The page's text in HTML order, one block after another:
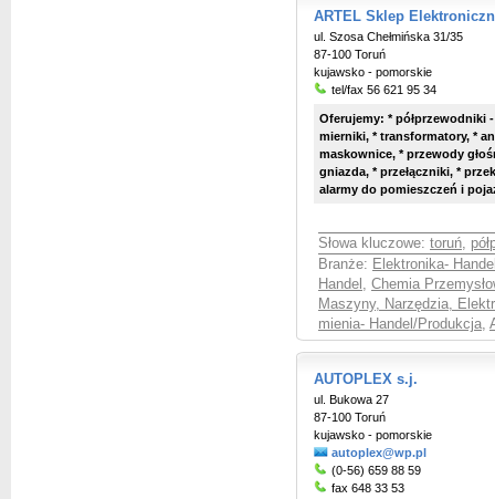
ARTEL Sklep
ul. Szosa Chełmińska 31/35
87-100 Toruń
kujawsko - pomorskie
tel/fax 56 621 95 34
Oferujemy: * półprzewodniki
mierniki, * transformatory, *
maskownice, * przewody
gniazda, * przełączniki, *
alarmy do pomieszczeń i
Słowa kluczowe: toruń,
Branże: Elektronika-
Handel , Chemia
Maszyny, Narzędzia,
mienia- Handel/Produkcja,
AUTOPLEX s.j.
ul. Bukowa 27
87-100 Toruń
kujawsko - pomorskie
autoplex@wp.pl
(0-56) 659 88 59
fax 648 33 53